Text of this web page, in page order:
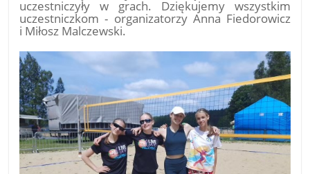
uczestniczyły w grach. Dziękujemy wszystkim
uczestniczkom - organizatorzy Anna Fiedorowicz
i Miłosz Malczewski.